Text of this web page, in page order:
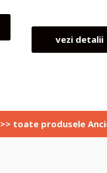
vezi detalii
>> toate produsele